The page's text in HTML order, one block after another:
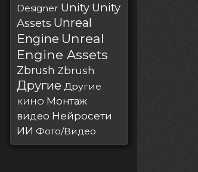
Designer Unity Unity
Assets Unreal
Engine Unreal
Engine Assets
Zbrush Zbrush
Другие Другие
КИНО Монтаж
видео Нейросети
ИИ Фото/Видео